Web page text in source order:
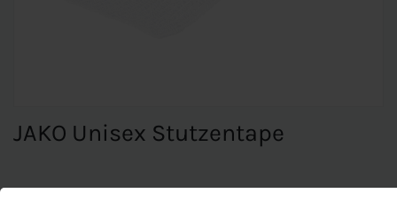
JAKO Unisex Stutzentape